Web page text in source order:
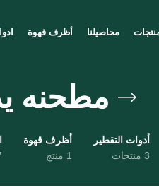
محاصيلنا أظرف قهوة
مطحنه
أدوات التقطير
3 منتجات
أظرف قهوة
1 منتج